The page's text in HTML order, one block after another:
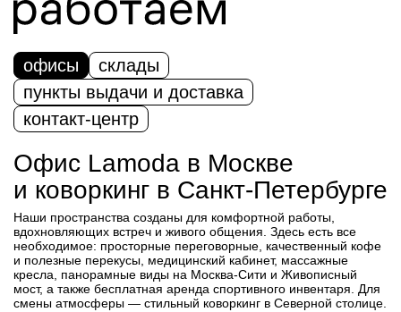
офисы
склады
пункты выдачи и доставка
контакт-центр
Офис Lamoda в Москве
и коворкинг в Санкт-Петербурге
Наши пространства созданы для комфортной работы,
вдохновляющих встреч и живого общения. Здесь есть все
необходимое: просторные переговорные, качественный кофе
и полезные перекусы, медицинский кабинет, массажные
кресла, панорамные виды на Москва-Сити и Живописный
мост, а также бесплатная аренда спортивного инвентаря. Для
смены атмосферы — стильный коворкинг в Северной столице.
Современные, полностью автоматизированные и теплые
склады категории A+, каждый из которых может
единовременно хранить до 12 миллионов товаров. Для
сотрудников созданы комфортные условия: душевые, зоны
отдыха, индивидуальные шкафчики и столовая с вкусным
питанием. Для работников на вахте предоставляем
бесплатное общежитие.
Более 1 000 собственных пунктов выдачи и 144 транзитных
склада по всей России — можно выбрать удобный график
и работать ближе к дому или учебе. Торговым представителям
выдаем автомобиль — стильный и заметный Lada Largus
с полным обслуживанием от компании. Также возможна
работа на личном авто с компенсацией расходов
на амортизацию и содержание.